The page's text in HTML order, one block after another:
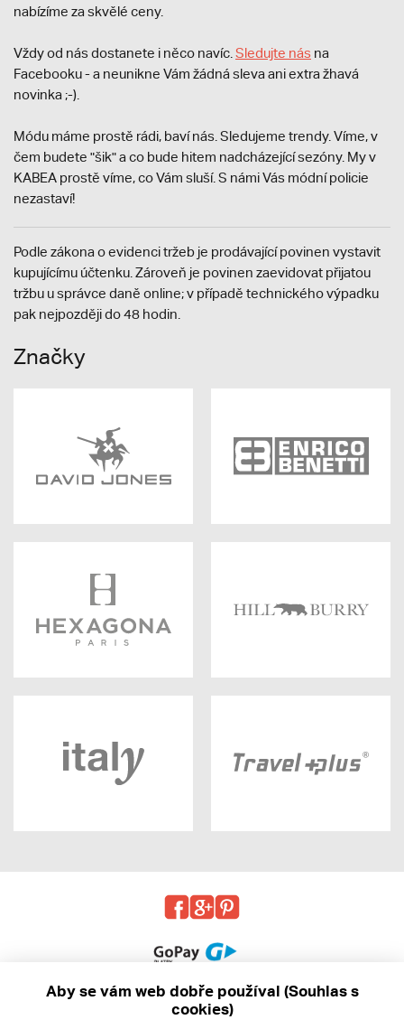
nabízíme za skvělé ceny.
Vždy od nás dostanete i něco navíc. Sledujte nás na
Facebooku - a neunikne Vám žádná sleva ani extra žhavá
novinka ;-).
Módu máme prostě rádi, baví nás. Sledujeme trendy. Víme, v
čem budete "šik" a co bude hitem nadcházející sezóny. My v
KABEA prostě víme, co Vám sluší. S námi Vás módní policie
nezastaví!
Podle zákona o evidenci tržeb je prodávající povinen vystavit
kupujícímu účtenku. Zároveň je povinen zaevidovat přijatou
tržbu u správce daně online; v případě technického výpadku
pak nejpozději do 48 hodin.
Značky
Aby se vám web dobře používal (Souhlas s
cookies)